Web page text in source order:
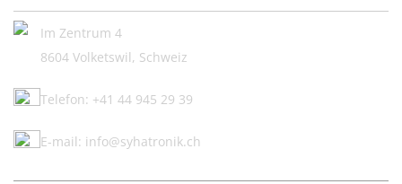
Im Zentrum 4
8604 Volketswil, Schweiz
Telefon: +41 44 945 29 39
E-mail: info@syhatronik.ch